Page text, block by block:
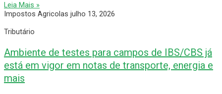
Leia Mais »
Impostos Agricolas julho 13, 2026
Tributário
Ambiente de testes para campos de IBS/CBS já
está em vigor em notas de transporte, energia e
mais